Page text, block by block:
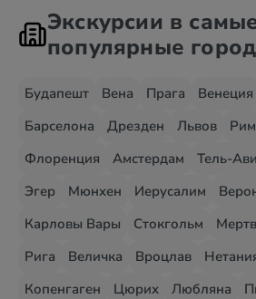
Экскурсии в
популярные
Будапешт Вена Прага Венеция
Барселона
Дрезден Львов Рим
Флоренция
Амстердам Тель-
Эгер
Мюнхен Иерусалим
Карловы Вары
Стокгольм
Рига
Величка Вроцлав
Копенгаген
Цюрих Любляна